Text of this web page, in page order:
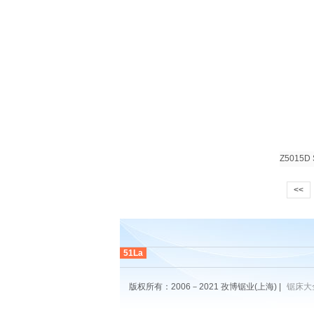
Z5015D
<<
51La
版权所有：2006－2021 孜博锯业(上海) | 锯床大